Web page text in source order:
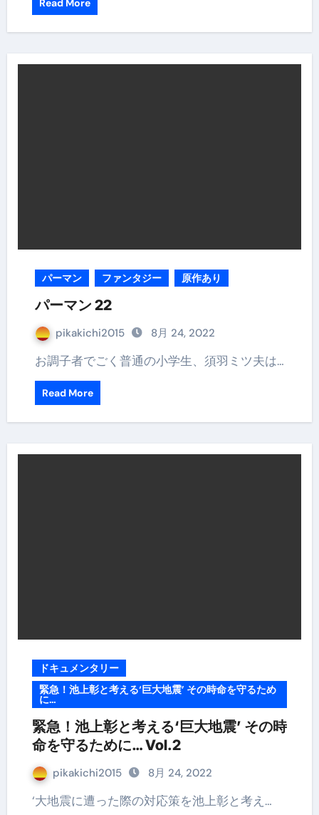
Read More
パーマン ファンタジー 原作あり
パーマン 22
pikakichi2015 8月 24, 2022
お調子者でごく普通の小学生、須羽ミツ夫は…
Read More
ドキュメンタリー
緊急！池上彰と考える‘巨大地震’ その時命を守るため
に…
緊急！池上彰と考える‘巨大地震’ その時
命を守るために… Vol.2
pikakichi2015 8月 24, 2022
‘大地震に遭った際の対応策を池上彰と考え…